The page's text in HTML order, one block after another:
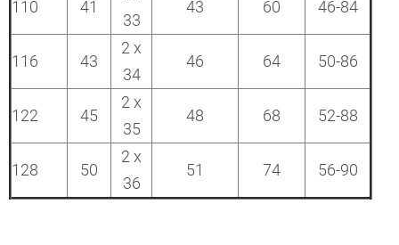
110 41
33
43 60 46-84
116 43
2 x
34
46 64 50-86
122 45
2 x
35
48 68 52-88
128 50
2 x
36
51 74 56-90